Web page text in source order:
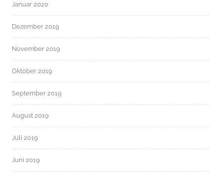
Januar 2020
Dezember 2019
November 2019
Oktober 2019
September 2019
August 2019
Juli 2019
Juni 2019